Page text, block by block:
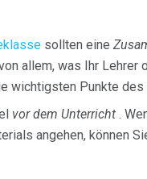
sollten eine
allem, was Ihr Lehrer
wichtigsten Punkte
vor dem Unterricht .
angehen, können